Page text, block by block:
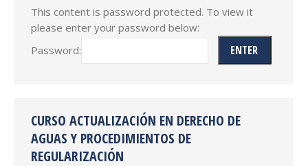
This content is password protected. To view it
please enter your password below:
Password:
CURSO ACTUALIZACIÓN EN DERECHO DE
AGUAS Y PROCEDIMIENTOS DE
REGULARIZACIÓN